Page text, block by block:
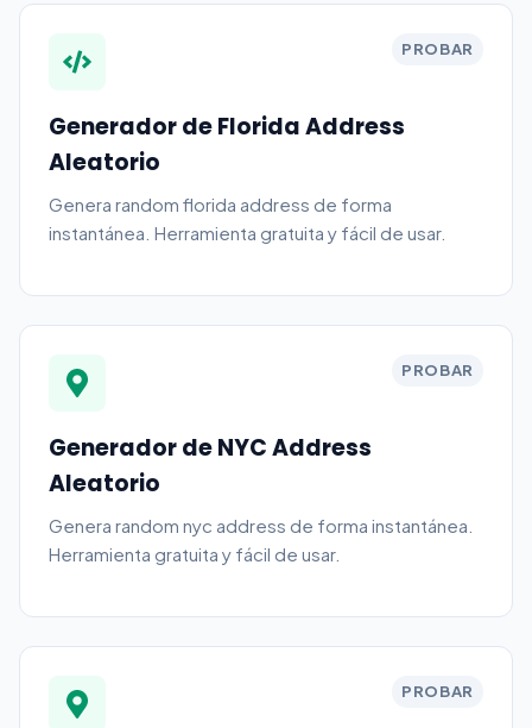
PROBAR
Generador de Florida Address
Aleatorio
Genera random florida address de forma
instantánea. Herramienta gratuita y fácil de usar.
PROBAR
Generador de NYC Address
Aleatorio
Genera random nyc address de forma instantánea.
Herramienta gratuita y fácil de usar.
PROBAR